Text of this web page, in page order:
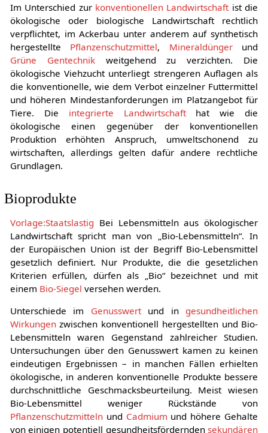
Im Unterschied zur konventionellen Landwirtschaft ist die
ökologische oder biologische Landwirtschaft rechtlich
verpflichtet, im Ackerbau unter anderem auf synthetisch
hergestellte Pflanzenschutzmittel, Mineraldüngerund
Grüne Gentechnikweitgehend zu verzichten. Die
ökologische Viehzucht unterliegt strengeren Auflagen als
die konventionelle, wie dem Verbot einzelner Futtermittel
und höheren Mindestanforderungen im Platzangebot für
Tiere. Die integrierte Landwirtschafthat wie die
ökologische einen gegenüber der konventionellen
Produktion erhöhten Anspruch, umweltschonend zu
wirtschaften, allerdings gelten dafür andere rechtliche
Grundlagen.
Bioprodukte
Vorlage:Staatslastig Bei Lebensmitteln aus ökologischer
Landwirtschaft spricht man von „Bio-Lebensmitteln“. In
der Europäischen Union ist der Begriff Bio-Lebensmittel
gesetzlich definiert. Nur Produkte, die die gesetzlichen
Kriterien erfüllen, dürfen als „Bio“ bezeichnet und mit
einem Bio-Siegel versehen werden.
Unterschiede im Genusswertund in gesundheitlichen
Wirkungenzwischen konventionell hergestellten und Bio-
Lebensmitteln waren Gegenstand zahlreicher Studien.
Untersuchungen über den Genusswert kamen zu keinen
eindeutigen Ergebnissen – in manchen Fällen erhielten
ökologische, in anderen konventionelle Produkte bessere
durchschnittliche Geschmacksbeurteilung. Meist wiesen
Bio-Lebensmittel weniger Rückstände von
Pflanzenschutzmittelnund Cadmium und höhere Gehalte
von einigen potentiell gesundheitsförderndensekundären